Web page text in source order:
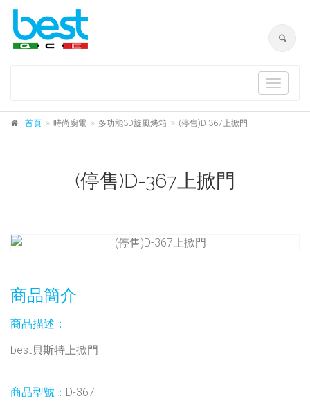
Toggle
首頁 時尚廚電 多功能3D旋風烤箱 (停售)D-367上掀門
(停售)D-367上掀門
商品簡介
商品描述：
best貝斯特上掀門
商品型號： D-367